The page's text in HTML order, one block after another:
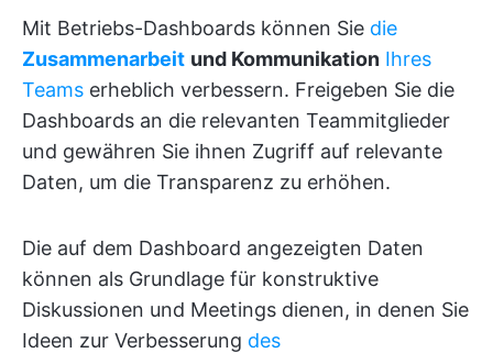
Mit Betriebs-Dashboards können Sie die
Zusammenarbeit und Kommunikation Ihres
Teams erheblich verbessern. Freigeben Sie die
Dashboards an die relevanten Teammitglieder
und gewähren Sie ihnen Zugriff auf relevante
Daten, um die Transparenz zu erhöhen.
Die auf dem Dashboard angezeigten Daten
können als Grundlage für konstruktive
Diskussionen und Meetings dienen, in denen Sie
Ideen zur Verbesserung des